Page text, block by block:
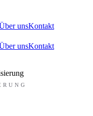
unsKontakt
unsKontakt